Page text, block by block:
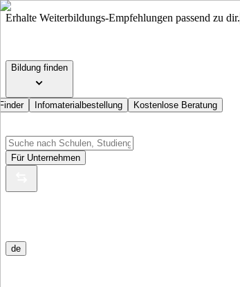
Erhalte Weiterbildungs-Empfehlungen passend zu dir.
Bildung finden
Infomaterialbestellung Kostenlose Beratung
Für Unternehmen
de